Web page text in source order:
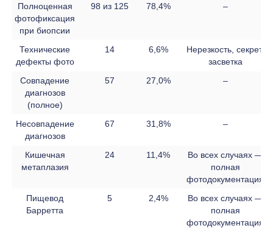
Полноценная
фотофиксация
при биопсии
98 из 125 78,4% –
Технические
дефекты фото
14 6,6%
Нерезкость, секрет,
засветка
Совпадение
диагнозов
(полное)
57 27,0% –
Несовпадение
диагнозов
67 31,8% –
Кишечная
метаплазия
24 11,4%
Во всех случаях —
полная
фотодокументация
Пищевод
Барретта
5 2,4%
Во всех случаях —
полная
фотодокументация